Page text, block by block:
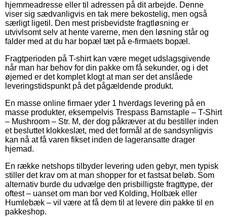
hjemmeadresse eller til adressen på dit arbejde. Denne
viser sig sædvanligvis en tak mere bekostelig, men også
særligt ligetil. Den mest prisbevidste fragtløsning er
utvivlsomt selv at hente varerne, men den løsning står og
falder med at du har bopæl tæt på e-firmaets bopæl.
Fragtperioden på T-shirt kan være meget udslagsgivende
når man har behov for din pakke om få sekunder, og i det
øjemed er det komplet klogt at man ser det anslåede
leveringstidspunkt på det pågældende produkt.
En masse online firmaer yder 1 hverdags levering på en
masse produkter, eksempelvis Trespass Barnstaple – T-Shirt
– Mushroom – Str. M, der dog påkræver at du bestiller inden
et besluttet klokkeslæt, med det formål at de sandsynligvis
kan nå at få varen fikset inden de lageransatte drager
hjemad.
En række netshops tilbyder levering uden gebyr, men typisk
stiller det krav om at man shopper for et fastsat beløb. Som
alternativ burde du udvælge den prisbilligste fragttype, der
oftest – uanset om man bor ved Kolding, Holbæk eller
Humlebæk – vil være at få dem til at levere din pakke til en
pakkeshop.